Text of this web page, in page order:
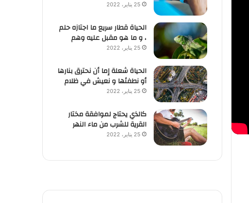
25 يناير، 2022
الحياة قطار سريع ما اجتازه حلم
، و ما هو مقبل عليه وهم
25 يناير، 2022
الحياة شعلة إما أن نحترق بنارها
أو نطفئها و نعيش في ظلام
25 يناير، 2022
كالذي يحتاج لموافقة مختار
القرية للشرب من ماء النهر
25 يناير، 2022